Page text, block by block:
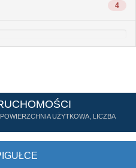
4
UŻYTKOWA, LICZBA